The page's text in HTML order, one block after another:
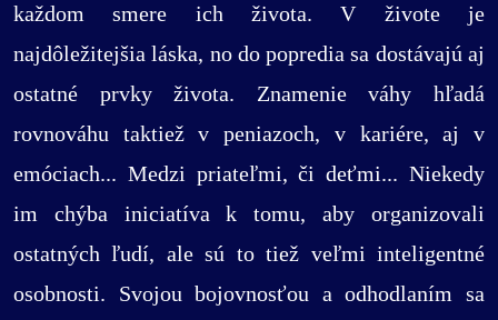
každom smere ich života. V živote je
najdôležitejšia láska, no do popredia sa dostávajú aj
ostatné prvky života. Znamenie váhy hľadá
rovnováhu taktiež v peniazoch, v kariére, aj v
emóciach... Medzi priateľmi, či deťmi... Niekedy
im chýba iniciatíva k tomu, aby organizovali
ostatných ľudí, ale sú to tiež veľmi inteligentné
osobnosti. Svojou bojovnosťou a odhodlaním sa